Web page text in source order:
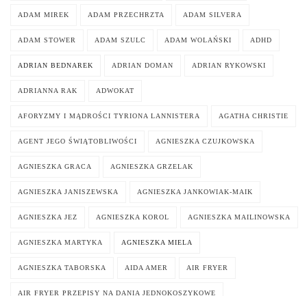
ADAM MIREK ADAM PRZECHRZTA ADAM SILVERA
ADAM STOWER ADAM SZULC ADAM WOLAŃSKI ADHD
ADRIAN BEDNAREK ADRIAN DOMAN ADRIAN RYKOWSKI
ADRIANNA RAK ADWOKAT
AFORYZMY I MĄDROŚCI TYRIONA LANNISTERA AGATHA CHRISTIE
AGENT JEGO ŚWIĄTOBLIWOŚCI AGNIESZKA CZUJKOWSKA
AGNIESZKA GRACA AGNIESZKA GRZELAK
AGNIESZKA JANISZEWSKA AGNIESZKA JANKOWIAK-MAIK
AGNIESZKA JEZ AGNIESZKA KOROL AGNIESZKA MAILINOWSKA
AGNIESZKA MARTYKA AGNIESZKA MIELA
AGNIESZKA TABORSKA AIDA AMER AIR FRYER
AIR FRYER PRZEPISY NA DANIA JEDNOKOSZYKOWE